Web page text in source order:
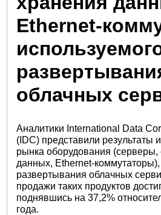
Ethernet-
облачных
Аналитики International Data
(IDC) представили результаты
рынка оборудования
данных, Ethernet-
развертывания облачных
продажи таких продуктов
поднявшись на 37,2%
года.